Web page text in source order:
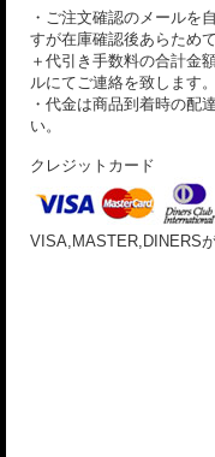
・ご注文確認のメールを
すが在庫確認後あらため
＋代引き手数料の合計金
ルにてご連絡を致します。
・代金は商品到着時の配
い。
クレジットカード
VISA,MASTER,DINERS